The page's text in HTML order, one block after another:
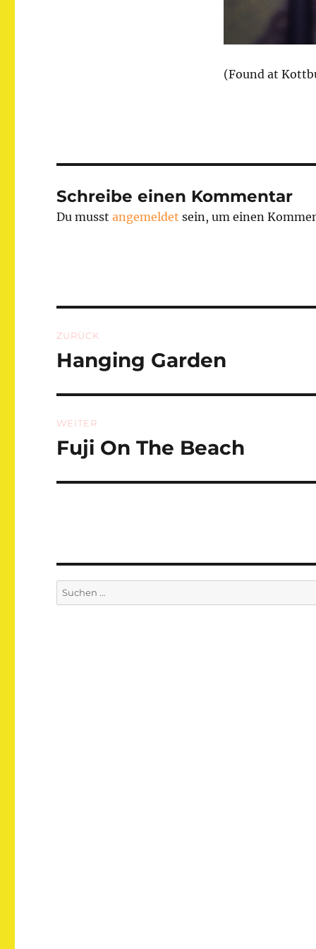
(Found at
Schreibe einen Kommentar
Du musstangemeldet sein, um einen
ZURÜCK
Vorheriger
Hanging Garden
WEITER
Nächster
Fuji On The Beach
Suchen
nach: